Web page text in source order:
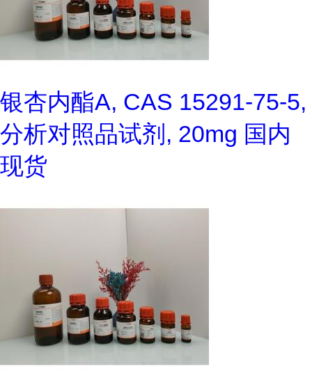
银杏内酯A, CAS 15291-75-5,
分析对照品试剂, 20mg 国内
现货